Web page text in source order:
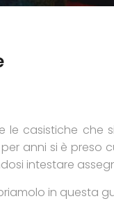
casistiche che
anni si è preso
intestare
in questa